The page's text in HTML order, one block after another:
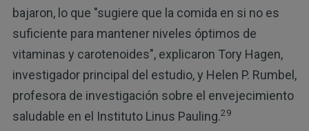
bajaron, lo que "sugiere que la comida en si no es
suficiente para mantener niveles óptimos de
vitaminas y carotenoides", explicaron Tory Hagen,
investigador principal del estudio, y Helen P. Rumbel,
profesora de investigación sobre el envejecimiento
saludable en el Instituto Linus Pauling.29